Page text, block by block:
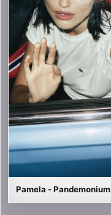
Pamela - Pandemonium